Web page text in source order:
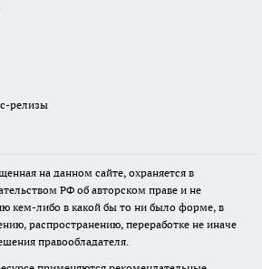
релизы
на данном сайте, охраняется в
РФ об авторском праве и не
кем-либо в какой бы то ни было форме, в
распространению, переработке не иначе
правообладателя.